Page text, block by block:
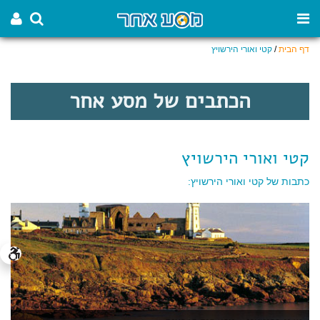
דף הבית/ קטי ואורי הירשויץ
הכתבים של מסע אחר
קטי ואורי הירשויץ
כתבות של קטי ואורי הירשויץ: